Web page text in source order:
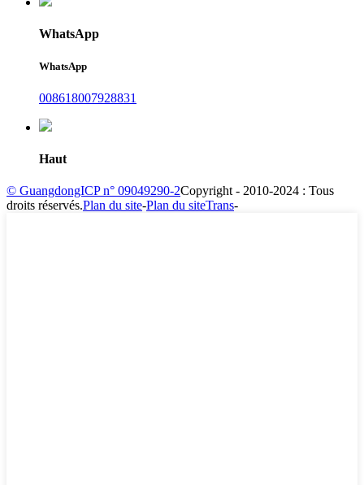
WhatsApp
WhatsApp
008618007928831
Haut
© GuangdongICP n° 09049290-2Copyright - 2010-2024 : Tous
droits réservés.Plan du site-Plan du siteTrans-